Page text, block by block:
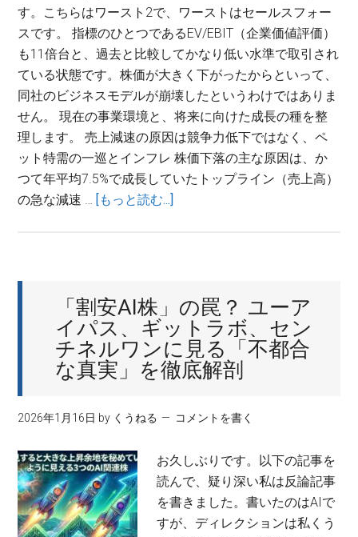
す。こちらはワースト2で、ワーストはセールスフォー
スです。 指標のひとつであるEV/EBIT（企業価値評価）
も11倍台と、過去と比較してかなり低い水準で取引され
ている状態です。株価が大きく下がったからといって、
同社のビジネスモデルが崩壊したというわけではありま
せん。 現在の事業環境と、将来に向けた成長の種を整
理します。 売上減速の原因は競争力低下ではなく、ペ
ット特需の一巡とインフレ 株価下落の主な原因は、か
つて年平均7.5%で成長していたトップライン（売上高）
の急な減速 … [もっと読む...]
ッ
プ
の
ゾ
ィ
（ZTS）：
株
価
下
「割安AI株」の罠？ ユーア
イパス、ギットラボ、セン
チネルワンに見る「不都合
な真実」を徹底解剖
2026年1月16日 by くうねる コメントを書く
お久しぶりです。以下の記事を
読んで、疑り深い私は反論記事
を書きました。書いたのはAIで
すが、ディレクションは私くう